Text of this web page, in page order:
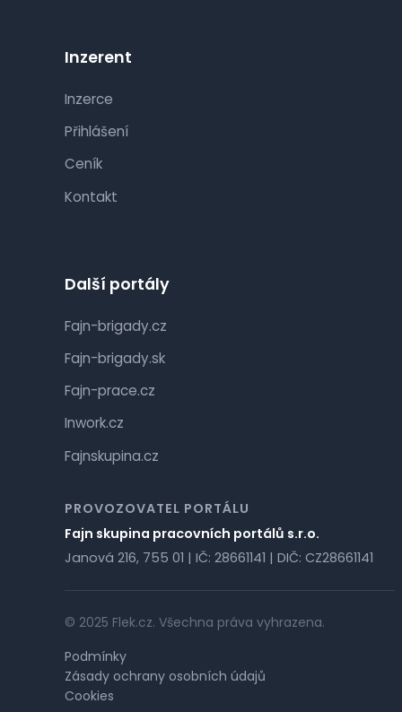
Inzerent
Inzerce
Přihlášení
Ceník
Kontakt
Další portály
Fajn-brigady.cz
Fajn-brigady.sk
Fajn-prace.cz
Inwork.cz
Fajnskupina.cz
PROVOZOVATEL PORTÁLU
Fajn skupina pracovních portálů s.r.o.
Janová 216, 755 01 | IČ: 28661141 | DIČ: CZ28661141
© 2025 Flek.cz. Všechna práva vyhrazena.
Podmínky
Zásady ochrany osobních údajů
Cookies